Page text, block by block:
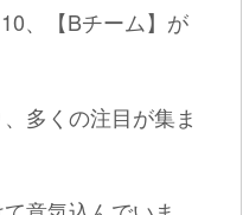
、【Bチーム】が
多くの注目が集ま